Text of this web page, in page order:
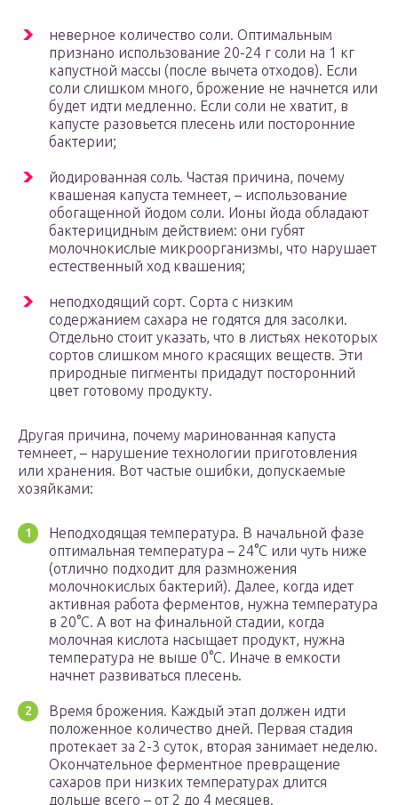
неверное количество соли. Оптимальным
признано использование 20-24 г соли на 1 кг
капустной массы (после вычета отходов). Если
соли слишком много, брожение не начнется или
будет идти медленно. Если соли не хватит, в
капусте разовьется плесень или посторонние
бактерии;
йодированная соль. Частая причина, почему
квашеная капуста темнеет, – использование
обогащенной йодом соли. Ионы йода обладают
бактерицидным действием: они губят
молочнокислые микроорганизмы, что нарушает
естественный ход квашения;
неподходящий сорт. Сорта с низким
содержанием сахара не годятся для засолки.
Отдельно стоит указать, что в листьях некоторых
сортов слишком много красящих веществ. Эти
природные пигменты придадут посторонний
цвет готовому продукту.
Другая причина, почему маринованная капуста
темнеет, – нарушение технологии приготовления
или хранения. Вот частые ошибки, допускаемые
хозяйками:
Неподходящая температура. В начальной фазе
оптимальная температура – 24°C или чуть ниже
(отлично подходит для размножения
молочнокислых бактерий). Далее, когда идет
активная работа ферментов, нужна температура
в 20°C. А вот на финальной стадии, когда
молочная кислота насыщает продукт, нужна
температура не выше 0°С. Иначе в емкости
начнет развиваться плесень.
Время брожения. Каждый этап должен идти
положенное количество дней. Первая стадия
протекает за 2-3 суток, вторая занимает неделю.
Окончательное ферментное превращение
сахаров при низких температурах длится
дольше всего – от 2 до 4 месяцев.